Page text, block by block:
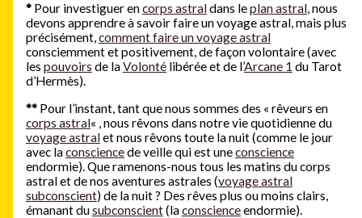
* Pour investiguer encorps astraldans leplan astral, nous
devons apprendre à savoir faire un voyage astral, mais plus
précisément,comment faire un voyage astral
consciemment et positivement, de façon volontaire (avec
les pouvoirs de laVolontélibérée et de l’Arcane 1 du Tarot
d’Hermès).
** Pour l’instant, tant que nous sommes des « rêveurs en
corps astral« , nous rêvons dans notre vie quotidienne du
voyage astralet nous rêvons toute la nuit (comme le jour
avec laconsciencede veille qui est uneconscience
endormie). Que ramenons-nous tous les matins du corps
astral et de nos aventures astrales (voyage astral
subconscient) de la nuit ? Des rêves plus ou moins clairs,
émanant dusubconscient(laconscienceendormie).